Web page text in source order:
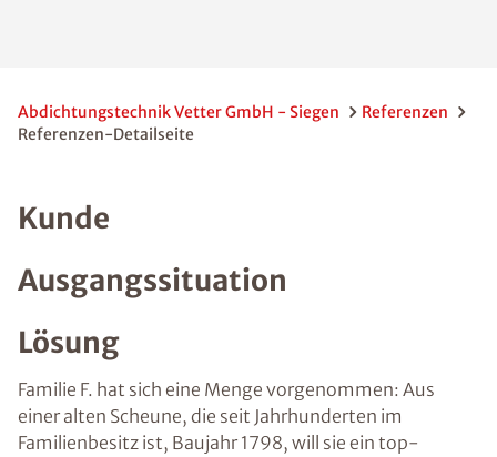
Abdichtungstechnik Vetter GmbH - Siegen
Referenzen
Referenzen-Detailseite
Kunde
Ausgangssituation
Lösung
Familie F. hat sich eine Menge vorgenommen: Aus
einer alten Scheune, die seit Jahrhunderten im
Familienbesitz ist, Baujahr 1798, will sie ein top-